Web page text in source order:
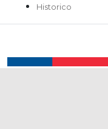
Historico